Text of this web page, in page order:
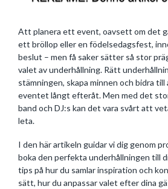
Att planera ett event, oavsett om det
ett bröllop eller en födelsedagsfest,
beslut – men få saker sätter så stor
valet av underhållning. Rätt
stämningen, skapa minnen och bidra
eventet långt efteråt. Men med det
band och DJ:s kan det vara svårt att
leta.
I den här artikeln guidar vi dig genom
boka den perfekta underhållningen till
tips på hur du samlar inspiration och
sätt, hur du anpassar valet efter dina